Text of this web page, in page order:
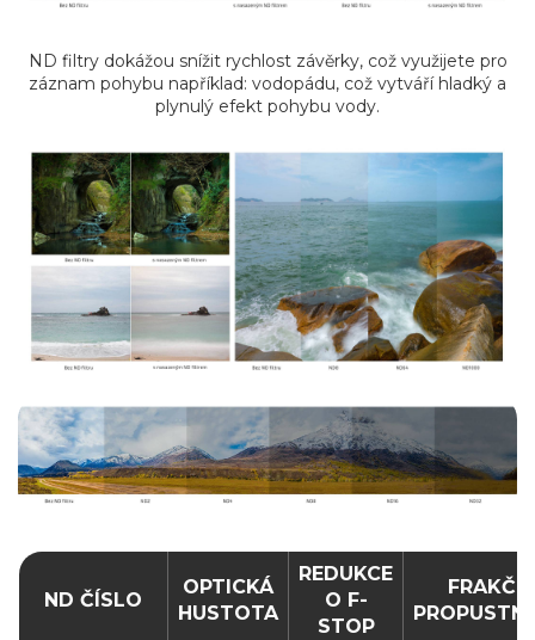
ND filtry dokážou snížit rychlost závěrky, což využijete pro
záznam pohybu například: vodopádu, což vytváří hladký a
plynulý efekt pohybu vody.
ND ČÍSLO
OPTICKÁ
HUSTOTA
REDUKCE
O F-
STOP
FRAKČNÍ